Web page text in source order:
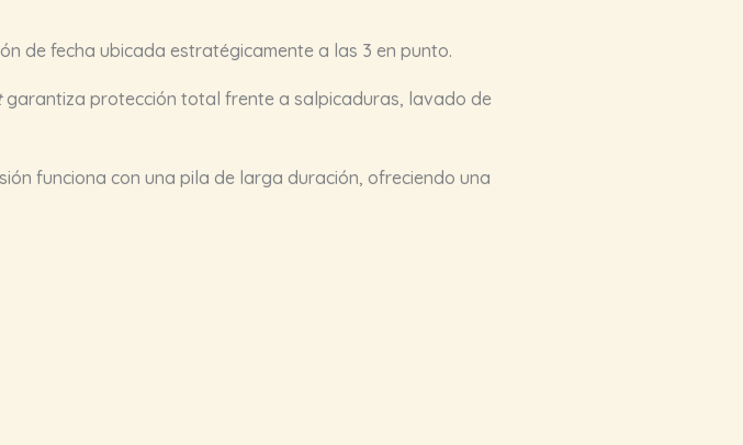
de fecha ubicada estratégicamente a las 3 en punto.
garantiza protección total frente a salpicaduras, lavado de
funciona con una pila de larga duración, ofreciendo una